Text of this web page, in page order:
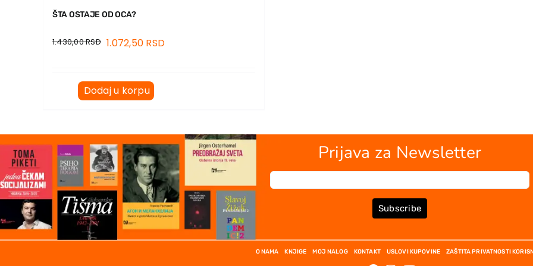
ŠTA OSTAJE OD OCA?
1.430,00RSD 1.072,50 RSD
Dodaj u korpu
Prijava za Newsletter
Subscribe
O NAMA KNJIGE MOJ NALOG KONTAKT USLOVI KUPOVINE ZAŠTITA PRIVATNOSTI